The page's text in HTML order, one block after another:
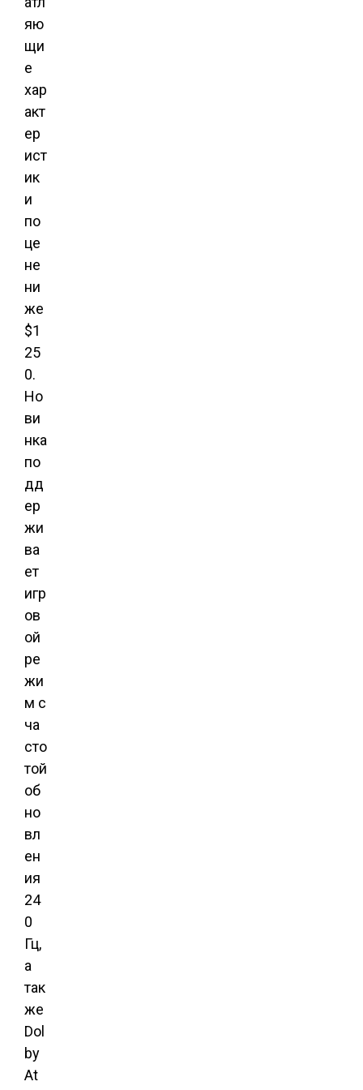
яю
щи
е
хар
акт
ер
ист
ик
и
по
це
не
ни
же
$1
25
0.
Но
ви
нка
по
дд
ер
жи
ва
ет
игр
ов
ой
ре
жи
м с
ча
сто
той
об
но
вл
ен
ия
24
0
Гц,
а
так
же
Dol
by
At